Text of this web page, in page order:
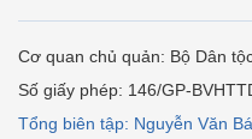
Cơ quan chủ quản: Bộ Dân
Số giấy phép: 146/GP-
Tổng biên tập: Nguyễn Văn Bá